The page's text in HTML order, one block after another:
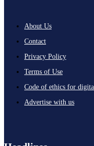
About Us
Contact
Privacy Policy
Terms of Use
Code of ethics for
Advertise with us